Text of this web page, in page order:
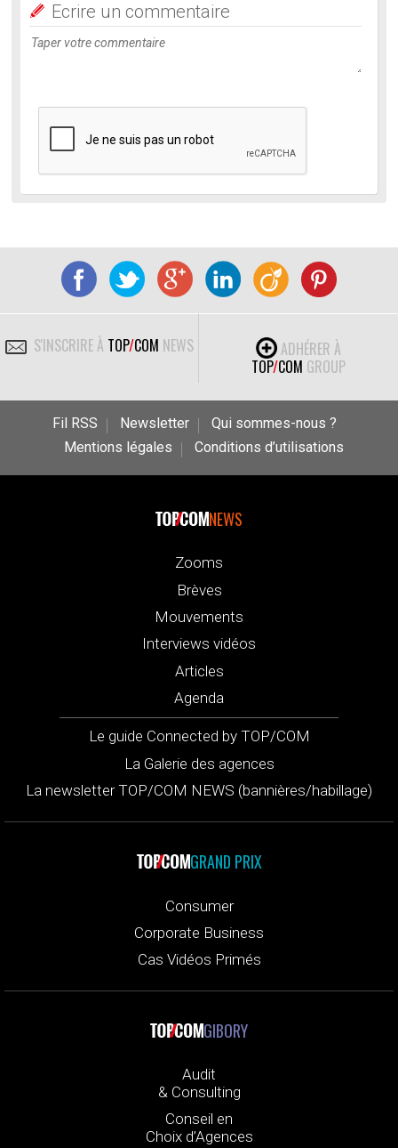
Ecrire un commentaire
S'INSCRIRE À TOP/COM NEWS
ADHÉRER À
TOP/COM GROUP
Fil RSS Newsletter
Qui sommes-nous ?
Mentions légales
Conditions d’utilisations
NEWS
Zooms
Brèves
Mouvements
Interviews vidéos
Articles
Agenda
Le guide Connected by TOP/COM
La Galerie des agences
La newsletter TOP/COM NEWS (bannières/habillage)
GRAND PRIX
Consumer
Corporate Business
Cas Vidéos Primés
GIBORY
Audit
& Consulting
Conseil en
Choix d’Agences